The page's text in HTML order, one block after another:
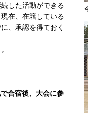
した活動ができる
在、在籍している
、承認を得ておく
合宿後、大会に参